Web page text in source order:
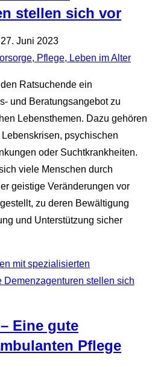
stellen sich vor
27. Juni 2023
Pflege, Leben im Alter
Ratsuchende ein
und Beratungsangebot zu
Lebensthemen. Dazu gehören
psychischen
oder Suchtkrankheiten.
viele Menschen durch
geistige Veränderungen vor
zu deren Bewältigung
und Unterstützung sicher
mit spezialisierten
Demenzagenturen stellen sich
Eine gute
Pflege